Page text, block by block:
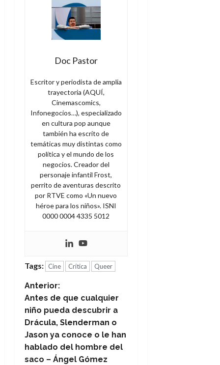
Doc Pastor
Escritor y periodista de amplia
trayectoria (AQUÍ,
Cinemascomics,
Infonegocios…), especializado
en cultura pop aunque
también ha escrito de
temáticas muy distintas como
política y el mundo de los
negocios. Creador del
personaje infantil Frost,
perrito de aventuras descrito
por RTVE como «Un nuevo
héroe para los niños». ISNI
0000 0004 4335 5012
Tags: Cine Crítica Queer
N
a
v
e
Anterior:
Antes de que cualquier
niño pueda descubrir a
Drácula, Slenderman o
Jason ya conoce o le han
hablado del hombre del
saco – Ángel Gómez